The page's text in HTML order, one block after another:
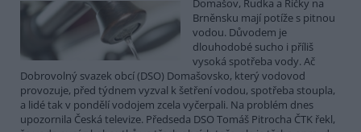
Domašov, Rudka a Říčky na
Brněnsku mají potíže s pitnou
vodou. Důvodem je
dlouhodobé sucho i příliš
vysoká spotřeba vody. Ač
Dobrovolný svazek obcí (DSO) Domašovsko, který vodovod
provozuje, před týdnem vyzval k šetření vodou, spotřeba stoupla,
a lidé tak v pondělí vodojem zcela vyčerpali. Na problém dnes
upozornila Česká televize. Předseda DSO Tomáš Pitrocha ČTK řekl,